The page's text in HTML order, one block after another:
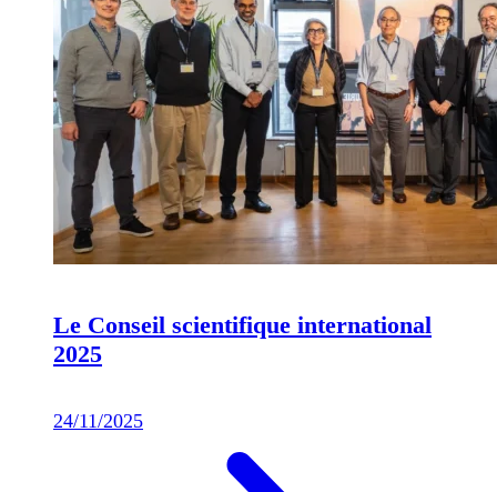
Le Conseil scientifique international
2025
24/11/2025